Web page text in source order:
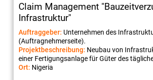
Claim Management
Infrastruktur"
Auftraggeber: Unternehmen des
(Auftragnehmerseite).
Projektbeschreibung: Neubau von
einer Fertigungsanlage für Güter des
Ort: Nigeria